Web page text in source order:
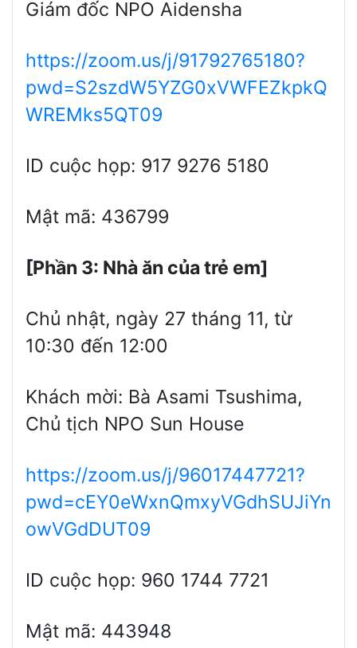
Giám đốc NPO Aidensha
https://zoom.us/j/91792765180?
pwd=S2szdW5YZG0xVWFEZkpkQ
WREMks5QT09
ID cuộc họp: 917 9276 5180
Mật mã: 436799
[Phần 3: Nhà ăn của trẻ em]
Chủ nhật, ngày 27 tháng 11, từ
10:30 đến 12:00
Khách mời: Bà Asami Tsushima,
Chủ tịch NPO Sun House
https://zoom.us/j/96017447721?
pwd=cEY0eWxnQmxyVGdhSUJiYn
owVGdDUT09
ID cuộc họp: 960 1744 7721
Mật mã: 443948